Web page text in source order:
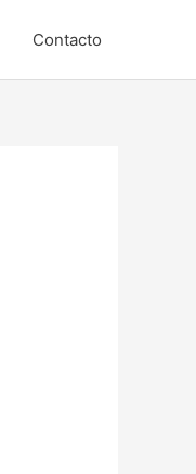
Contacto